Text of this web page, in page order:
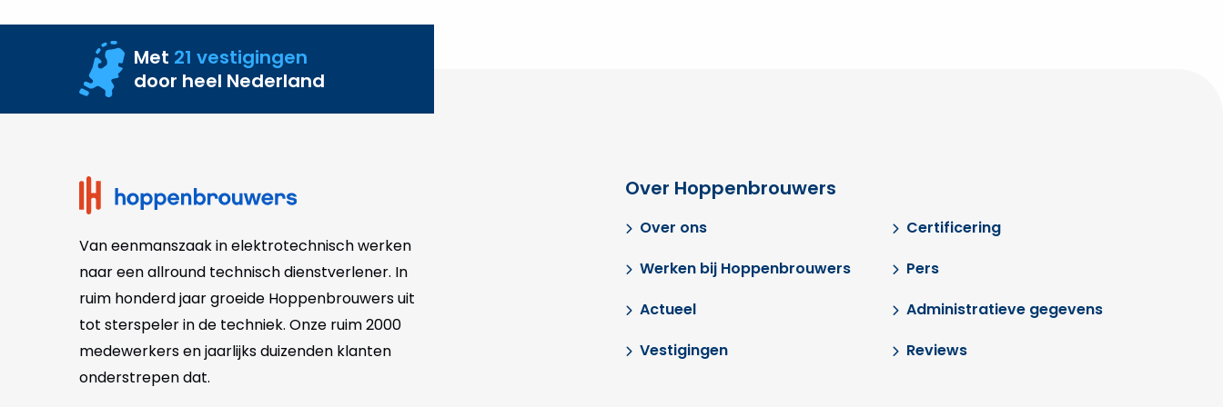
Met 21 vestigingen
door heel Nederland
Van eenmanszaak in elektrotechnisch werken
naar een allround technisch dienstverlener. In
ruim honderd jaar groeide Hoppenbrouwers uit
tot sterspeler in de techniek. Onze ruim 2000
medewerkers en jaarlijks duizenden klanten
onderstrepen dat.
Over Hoppenbrouwers
Over ons
Werken bij Hoppenbrouwers
Actueel
Vestigingen
Certificering
Pers
Administratieve gegevens
Reviews